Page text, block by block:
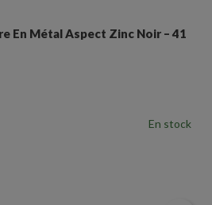
En Métal Aspect Zinc Noir – 41
En stock